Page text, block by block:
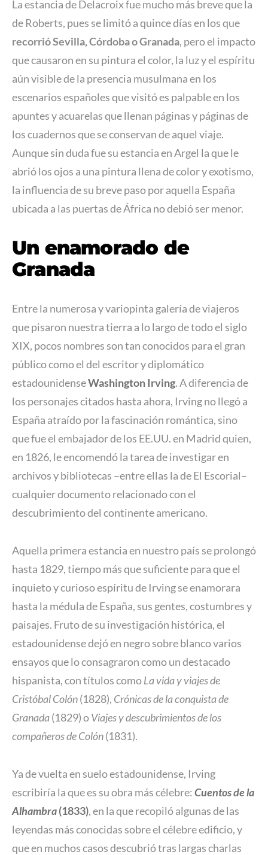
La estancia de Delacroix fue mucho más breve que la
de Roberts, pues se limitó a quince días en los que
recorrió Sevilla, Córdoba o Granada, pero el impacto
que causaron en su pintura el color, la luz y el espíritu
aún visible de la presencia musulmana en los
escenarios españoles que visitó es palpable en los
apuntes y acuarelas que llenan páginas y páginas de
los cuadernos que se conservan de aquel viaje.
Aunque sin duda fue su estancia en Argel la que le
abrió los ojos a una pintura llena de color y exotismo,
la influencia de su breve paso por aquella España
ubicada a las puertas de África no debió ser menor.
Un enamorado de
Granada
Entre la numerosa y variopinta galería de viajeros
que pisaron nuestra tierra a lo largo de todo el siglo
XIX, pocos nombres son tan conocidos para el gran
público como el del escritor y diplomático
estadounidenseWashington Irving. A diferencia de
los personajes citados hasta ahora, Irving no llegó a
España atraído por la fascinación romántica, sino
que fue el embajador de los EE.UU. en Madrid quien,
en 1826, le encomendó la tarea de investigar en
archivos y bibliotecas –entre ellas la de El Escorial–
cualquier documento relacionado con el
descubrimiento del continente americano.
Aquella primera estancia en nuestro país se prolongó
hasta 1829, tiempo más que suficiente para que el
inquieto y curioso espíritu de Irving se enamorara
hasta la médula de España, sus gentes, costumbres y
paisajes. Fruto de su investigación histórica, el
estadounidense dejó en negro sobre blanco varios
ensayos que lo consagraron como un destacado
hispanista, con títulos comoLa vida y viajes de
Cristóbal Colón(1828), Crónicas de la conquista de
Granada(1829) oViajes y descubrimientos de los
compañeros de Colón(1831).
Ya de vuelta en suelo estadounidense, Irving
escribiría la que es su obra más célebre:Cuentos de la
Alhambra(1833), en la que recopiló algunas de las
leyendas más conocidas sobre el célebre edificio, y
que en muchos casos descubrió tras largas charlas